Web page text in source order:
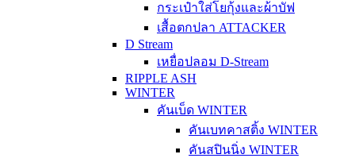
กระเป๋าใส่โยกุ้งและผ้าบัฟ
เสื้อตกปลา ATTACKER
D Stream
เหยื่อปลอม D-Stream
RIPPLE ASH
WINTER
คันเบ็ด WINTER
คันเบทคาสติ้ง WINTER
คันสปินนิ่ง WINTER